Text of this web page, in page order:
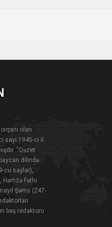
olan
sayı 1945-ci il
“Qəzet
dilində
cu saylar),
Fəthi
Şəms (247-
baş redaktoru